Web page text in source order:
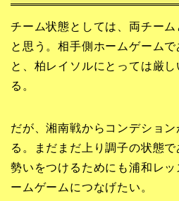
チーム状態としては、両チー
と思う。相手側ホームゲーム
と、柏レイソルにとっては厳
る。
だが、湘南戦からコンデショ
る。まだまだ上り調子の状態で
勢いをつけるためにも浦和レ
ームゲームにつなげたい。